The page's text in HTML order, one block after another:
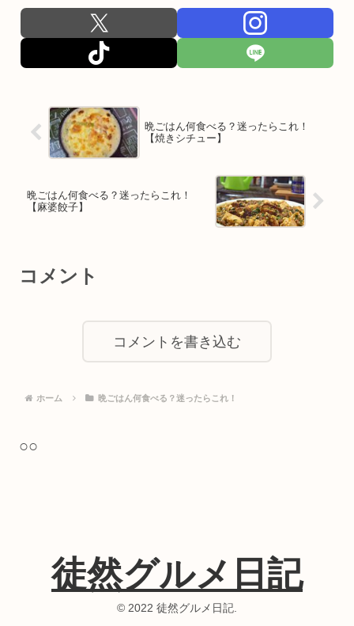
晩ごはん何食べる？迷ったらこれ！
【焼きシチュー】
晩ごはん何食べる？迷ったらこれ！
【麻婆餃子】
コメント
コメントを書き込む
ホーム 晩ごはん何食べる？迷ったらこれ！
○○
徒然グルメ日記
© 2022 徒然グルメ日記.